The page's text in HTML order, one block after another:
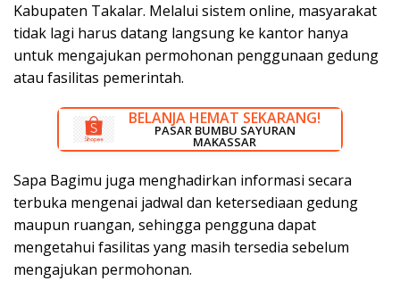
Kabupaten Takalar. Melalui sistem online, masyarakat
tidak lagi harus datang langsung ke kantor hanya
untuk mengajukan permohonan penggunaan gedung
atau fasilitas pemerintah.
DISKON BESAR SEKARANG!
RUMAH LISTRIK MAKASSAR
BELANJA HEMAT SEKARANG!
PASAR BUMBU SAYURAN
MAKASSAR
Sapa Bagimu juga menghadirkan informasi secara
terbuka mengenai jadwal dan ketersediaan gedung
maupun ruangan, sehingga pengguna dapat
mengetahui fasilitas yang masih tersedia sebelum
mengajukan permohonan.